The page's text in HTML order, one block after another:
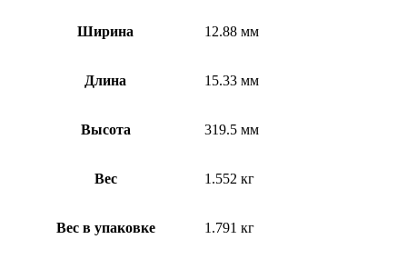
Ширина 12.88 мм
Длина 15.33 мм
Высота 319.5 мм
Вес 1.552 кг
Вес в упаковке 1.791 кг